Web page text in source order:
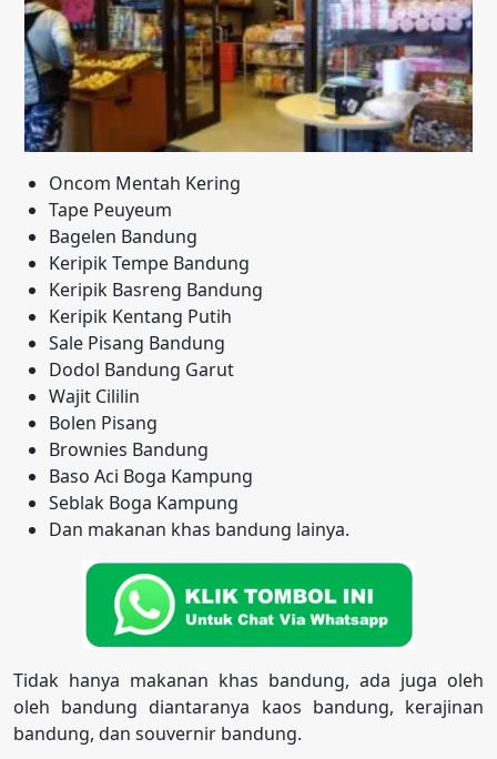
Oncom Mentah Kering
Tape Peuyeum
Bagelen Bandung
Keripik Tempe Bandung
Keripik Basreng Bandung
Keripik Kentang Putih
Sale Pisang Bandung
Dodol Bandung Garut
Wajit Cililin
Bolen Pisang
Brownies Bandung
Baso Aci Boga Kampung
Seblak Boga Kampung
Dan makanan khas bandung lainya.
Tidak hanya makanan khas bandung, ada juga oleh
oleh bandung diantaranya kaos bandung, kerajinan
bandung, dan souvernir bandung.